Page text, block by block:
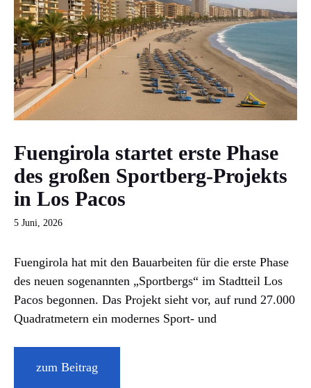
Fuengirola startet erste Phase
des großen Sportberg-Projekts
in Los Pacos
5 Juni, 2026
Fuengirola hat mit den Bauarbeiten für die erste Phase
des neuen sogenannten „Sportbergs“ im Stadtteil Los
Pacos begonnen. Das Projekt sieht vor, auf rund 27.000
Quadratmetern ein modernes Sport- und
zum Beitrag